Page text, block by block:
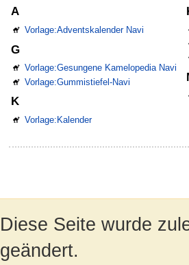
A
Vorlage:Adventskalender Navi
G
Vorlage:Gesungene Kamelopedia Navi
Vorlage:Gummistiefel-Navi
K
Vorlage:Kalender
Diese Seite wurde
geändert.